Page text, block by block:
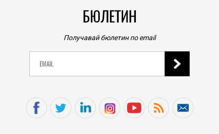
БЮЛЕТИН
Получавай бюлетин по email